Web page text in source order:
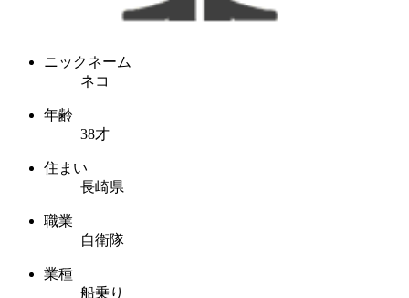
ニックネーム
ネコ
年齢
38才
住まい
長崎県
職業
自衛隊
業種
船乗り